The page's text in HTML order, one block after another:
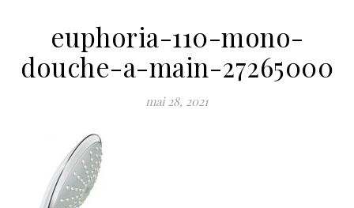
euphoria-110-mono-
douche-a-main-27265000
mai 28, 2021